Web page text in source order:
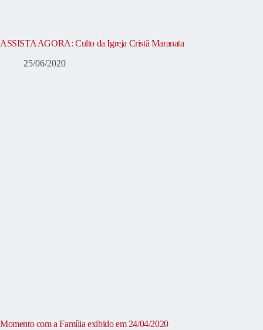
ASSISTA AGORA: Culto da Igreja Cristã Maranata
25/06/2020
Momento com a Família exibido em 24/04/2020